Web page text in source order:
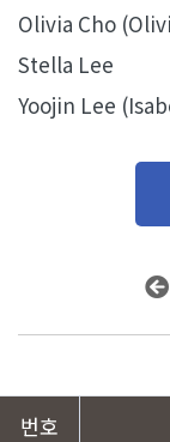
Olivia Cho
Stella Lee
Yoojin Lee
번호